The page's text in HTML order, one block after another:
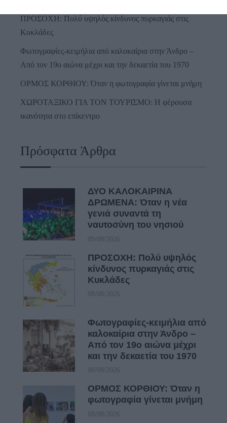
ΠΡΟΣΟΧΗ: Πολύ υψηλός κίνδυνος πυρκαγιάς στις
Κυκλάδες
Φωτογραφίες-κειμήλια από καλοκαίρια στην Άνδρο –
Από τον 19ο αιώνα μέχρι και την δεκαετία του 1970
ΟΡΜΟΣ ΚΟΡΘΙΟΥ: Όταν η φωτογραφία γίνεται μνήμη
ΧΩΡΟΤΑΞΙΚΟ ΓΙΑ ΤΟΝ ΤΟΥΡΙΣΜΟ: Η φέρουσα
ικανότητα στο επίκεντρο
Πρόσφατα Άρθρα
ΔΥΟ ΚΑΛΟΚΑΙΡΙΝΑ
ΔΡΩΜΕΝΑ: Όταν η νέα
γενιά συναντά τη
ναυτοσύνη του νησιού
09/08/2026
ΠΡΟΣΟΧΗ: Πολύ υψηλός
κίνδυνος πυρκαγιάς στις
Κυκλάδες
08/08/2026
Φωτογραφίες-κειμήλια από
καλοκαίρια στην Άνδρο –
Από τον 19ο αιώνα μέχρι
και την δεκαετία του 1970
08/08/2026
ΟΡΜΟΣ ΚΟΡΘΙΟΥ: Όταν η
φωτογραφία γίνεται μνήμη
08/08/2026